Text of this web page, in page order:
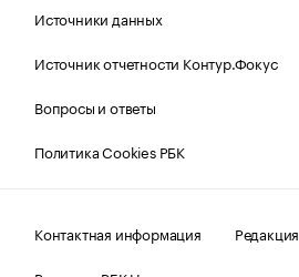
Источники данных
Источник отчетности Контур.Фокус
Вопросы и ответы
Политика Cookies РБК
Контактная информация
Редакция